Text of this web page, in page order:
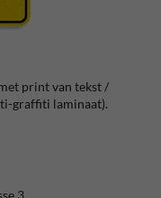
print van tekst /
graffiti laminaat).
3